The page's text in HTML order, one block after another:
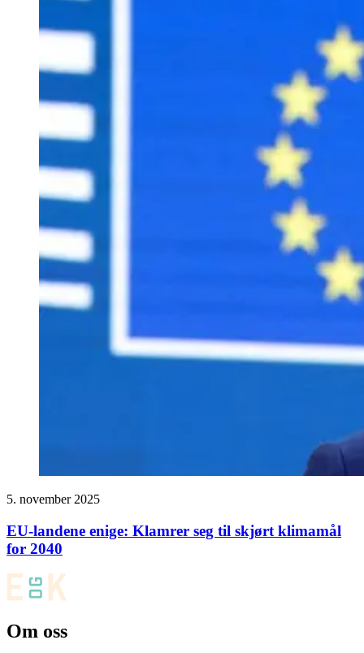
5. november 2025
EU-landene enige: Klamrer seg til skjørt klimamål
for 2040
Om oss